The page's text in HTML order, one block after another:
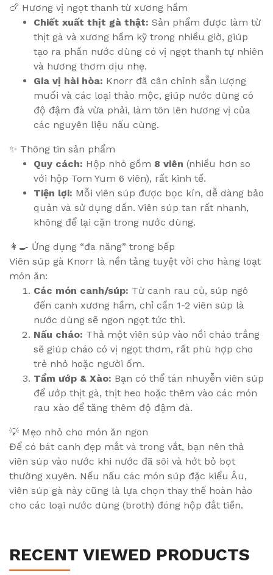
🍗 Hương vị ngọt thanh từ xương hầm
Chiết xuất thịt gà thật: Sản phẩm được làm từ
thịt gà và xương hầm kỹ trong nhiều giờ, giúp
tạo ra phần nước dùng có vị ngọt thanh tự nhiên
và hương thơm dịu nhẹ.
Gia vị hài hòa: Knorr đã cân chỉnh sẵn lượng
muối và các loại thảo mộc, giúp nước dùng có
độ đậm đà vừa phải, làm tôn lên hương vị của
các nguyên liệu nấu cùng.
✨ Thông tin sản phẩm
Quy cách: Hộp nhỏ gồm 8 viên (nhiều hơn so
với hộp Tom Yum 6 viên), rất kinh tế.
Tiện lợi: Mỗi viên súp được bọc kín, dễ dàng bảo
quản và sử dụng dần. Viên súp tan rất nhanh,
không để lại cặn trong nước dùng.
👩‍🍳 Ứng dụng “đa năng” trong bếp
Viên súp gà Knorr là nền tảng tuyệt vời cho hàng loạt
món ăn:
Các món canh/súp: Từ canh rau củ, súp ngô
đến canh xương hầm, chỉ cần 1-2 viên súp là
nước dùng sẽ ngon ngọt tức thì.
Nấu cháo: Thả một viên súp vào nồi cháo trắng
sẽ giúp cháo có vị ngọt thơm, rất phù hợp cho
trẻ nhỏ hoặc người ốm.
Tẩm ướp & Xào: Bạn có thể tán nhuyễn viên súp
để ướp thịt gà, thịt heo hoặc thêm vào các món
rau xào để tăng thêm độ đậm đà.
💡 Mẹo nhỏ cho món ăn ngon
Để có bát canh đẹp mắt và trong vắt, bạn nên thả
viên súp vào nước khi nước đã sôi và hớt bỏ bọt
thường xuyên. Nếu nấu các món súp đặc kiểu Âu,
viên súp gà này cũng là lựa chọn thay thế hoàn hảo
cho các loại nước dùng (broth) đóng hộp đắt tiền.
RECENT VIEWED PRODUCTS